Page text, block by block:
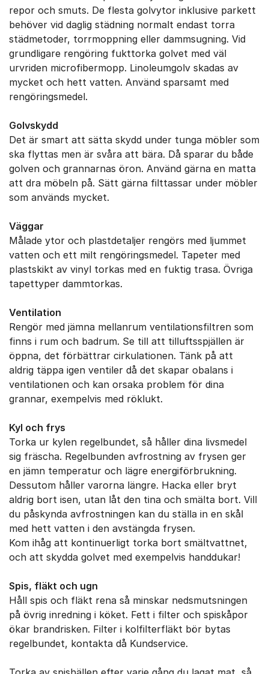
repor och smuts. De flesta golvytor inklusive parkett
behöver vid daglig städning normalt endast torra
städmetoder, torrmoppning eller dammsugning. Vid
grundligare rengöring fukttorka golvet med väl
urvriden microfibermopp. Linoleumgolv skadas av
mycket och hett vatten. Använd sparsamt med
rengöringsmedel.
Golvskydd
Det är smart att sätta skydd under tunga möbler som
ska flyttas men är svåra att bära. Då sparar du både
golven och grannarnas öron. Använd gärna en matta
att dra möbeln på. Sätt gärna filttassar under möbler
som används mycket.
Väggar
Målade ytor och plastdetaljer rengörs med ljummet
vatten och ett milt rengöringsmedel. Tapeter med
plastskikt av vinyl torkas med en fuktig trasa. Övriga
tapettyper dammtorkas.
Ventilation
Rengör med jämna mellanrum ventilationsfiltren som
finns i rum och badrum. Se till att tilluftsspjällen är
öppna, det förbättrar cirkulationen. Tänk på att
aldrig täppa igen ventiler då det skapar obalans i
ventilationen och kan orsaka problem för dina
grannar, exempelvis med röklukt.
Kyl och frys
Torka ur kylen regelbundet, så håller dina livsmedel
sig fräscha. Regelbunden avfrostning av frysen ger
en jämn temperatur och lägre energiförbrukning.
Dessutom håller varorna längre. Hacka eller bryt
aldrig bort isen, utan låt den tina och smälta bort. Vill
du påskynda avfrostningen kan du ställa in en skål
med hett vatten i den avstängda frysen.
Kom ihåg att kontinuerligt torka bort smältvattnet,
och att skydda golvet med exempelvis handdukar!
Spis, fläkt och ugn
Håll spis och fläkt rena så minskar nedsmutsningen
på övrig inredning i köket. Fett i filter och spiskåpor
ökar brandrisken. Filter i kolfilterfläkt bör bytas
regelbundet, kontakta då Kundservice.